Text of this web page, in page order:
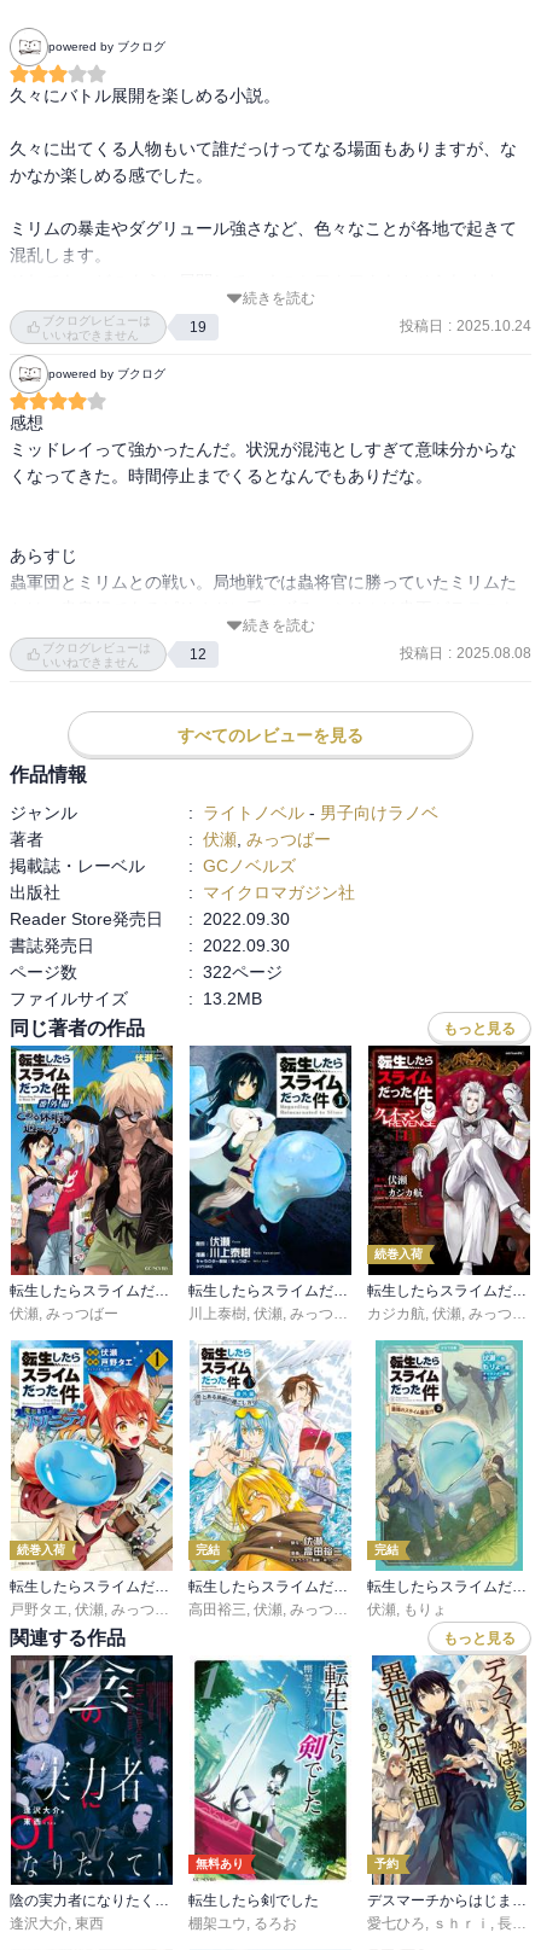
powered by ブクログ
久々にバトル展開を楽しめる小説。
久々に出てくる人物もいて誰だっけってなる場面もありますが、な
かなか楽しめる感でした。
ミリムの暴走やダグリュール強さなど、色々なことが各地で起きて
混乱します。
最後の終わり方が続きを気になる展開にしてくれて早く次が読みた
くなりました。
続きを読む
ブクログレビューは
いいねできません
19 投稿日 : 2025.10.24
powered by ブクログ
感想
ミッドレイって強かったんだ。状況が混沌としすぎて意味分からな
くなってきた。時間停止までくるとなんでもありだな。
あらすじ
蟲軍団とミリムとの戦い。局地戦では蟲将官に勝っていたミリムた
警戒して動かなかった。
引き返す。ゼラヌスを撃退した途端に、ヴェルザードが攻めてきて
ミリムとの戦いになる。
なリムルにヴェルザードとミリムが戦闘しているとの報告が入り、
ギィと止めに向かう。
一方、ダグリュールはルミナスに予定より早く攻め入る。アダルマ
ンとシオンの軍団が助っ人に入る。ダグリュールとフェンの強さは
圧倒的で、ルミナスとシオンのコンビもダグリュールに敵わない。
ダグリュールが時間停止を使用し、ルミナスがやられそうになった
ところにヴェルドラが助けに入る。
一方でサリオンの方もジャヒルとザラリオに攻めら、そこにミリム
とヴェルザードが乱入して混迷を極めていた。ザラリオを寝返ら
せ、ミリムのフェルドウェイの支配を解いて、一時は撤退させたか
に見えたが、ミリムが再び操られ、リムルはフェルドウェイによっ
て時空に飛ばされる。
続きを読む
ブクログレビューは
いいねできません
12 投稿日 : 2025.08.08
すべてのレビューを見る
作品情報
ジャンル : ライトノベル - 男子向けラノベ
著者
: 伏瀬 みっつばー
掲載誌・レーベル
: GCノベルズ
出版社
:
マイクロマガジン社
Reader Store発売日
:
2022.09.30
書誌発売日
:
2022.09.30
ページ数
: 322ページ
ファイルサイズ
: 13.2MB
同じ著者の作品 もっと見る
転生したらスライムだった件 番外編 ～とある休暇の過ごし方～
伏瀬, みっつばー
転生したらスライムだった件
川上泰樹, 伏瀬, みっつばー
続巻入荷
転生したらスライムだった件 クレイマンＲＥＶＥＮＧＥ
カジカ航, 伏瀬, みっつばー
続巻入荷
戸野タエ 伏瀬 みっつばー
完結
高田裕三 伏瀬 みっつばー
完結
伏瀬
もりょ
関連する作品 もっと見る
陰の実力者になりたくて！
逢沢大介, 東西
無料あり
転生したら剣でした
棚架ユウ, るろお
予約
デスマーチからはじまる異世界狂想曲
愛七ひろ, ｓｈｒｉ , 長浜めぐみ